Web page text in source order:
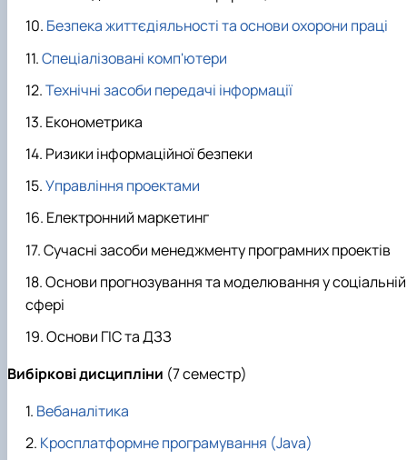
Безпека життєдіяльності та основи охорони праці
Спеціалізовані комп'ютери
Технічні засоби передачі інформації
Економетрика
Ризики інформаційної безпеки
Управління проектами
Електронний маркетинг
Сучасні засоби менеджменту програмних проектів
Основи прогнозування та моделювання у соціальній
сфері
Основи ГІС та ДЗЗ
Вибірковідисципліни (7 семестр)
Вебаналітика
Кросплатформне програмування (Java)